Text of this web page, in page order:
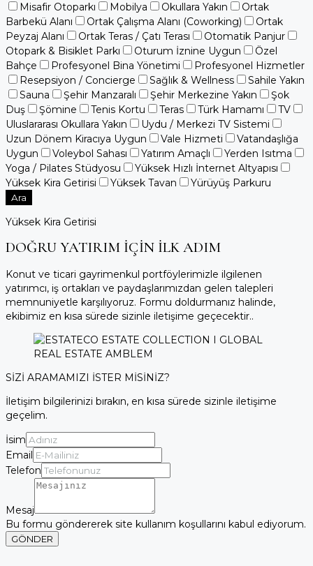
Misafir Otoparkı
Mobilya Okullara Yakın
Ortak
Barbekü Alanı
Ortak Çalışma Alanı (Coworking)
Ortak
Peyzaj Alanı
Ortak Teras / Çatı Terası
Otomatik Panjur
Otopark & Bisiklet Parkı
Oturum İznine Uygun
Özel
Bahçe
Profesyonel Bina Yönetimi
Profesyonel Hizmetler
Resepsiyon / Concierge
Sağlık & Wellness
Sahile Yakın
Sauna
Şehir Manzaralı Şehir Merkezine Yakın
Şok
Duş
Şömine Tenis Kortu Teras Türk Hamamı
TV
Uluslararası Okullara Yakın
Uydu / Merkezi TV Sistemi
Uzun Dönem Kiracıya Uygun
Vale Hizmeti
Vatandaşlığa
Uygun
Voleybol Sahası Yatırım Amaçlı
Yerden Isıtma
Yoga / Pilates Stüdyosu
Yüksek Hızlı İnternet Altyapısı
Yüksek Kira Getirisi
Yüksek Tavan Yürüyüş Parkuru
Ara
Yüksek Kira Getirisi
DOĞRU YATIRIM İÇİN İLK ADIM
Konut ve ticari gayrimenkul portföylerimizle ilgilenen
yatırımcı, iş ortakları ve paydaşlarımızdan gelen talepleri
memnuniyetle karşılıyoruz. Formu doldurmanız halinde,
ekibimiz en kısa sürede sizinle iletişime geçecektir..
SİZİ ARAMAMIZI İSTER MİSİNİZ?
İletişim bilgilerinizi bırakın, en kısa sürede sizinle iletişime
geçelim.
İsim
Email
Telefon
Mesaj
Bu formu göndererek site kullanım koşullarını kabul ediyorum.
GÖNDER